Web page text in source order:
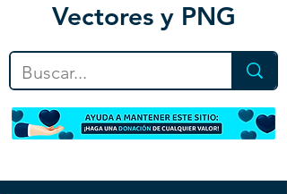
Vectores y PNG